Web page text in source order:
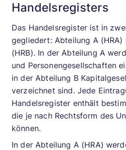
Handelsregisters
Das Handelsregister ist in
gegliedert: Abteilung A (HRA)
(HRB). In der Abteilung A
und Personengesellschaften
in der Abteilung B
verzeichnet sind. Jede
Handelsregister enthält
die je nach Rechtsform des
können.
In der Abteilung A (HRA)